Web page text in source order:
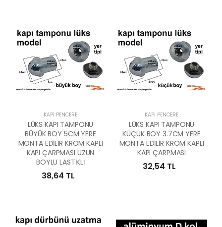
KAPI PENCERE
LÜKS KAPI TAMPONU
BÜYÜK BOY 5CM YERE
MONTA EDİLİR KROM KAPLI
KAPI ÇARPMASI UZUN
BOYLU LASTİKLİ
38,64 TL
KAPI PENCERE
LÜKS KAPI TAMPONU
KÜÇÜK BOY 3.7CM YERE
MONTA EDİLİR KROM KAPLI
KAPI ÇARPMASI
32,54 TL